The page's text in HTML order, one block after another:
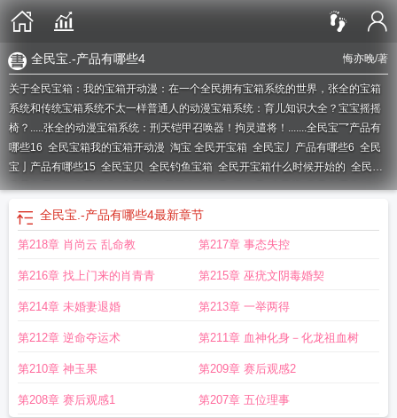
悔亦晚/著
全民宝.-产品有哪些4
关于全民宝箱：我的宝箱开动漫：在一个全民拥有宝箱系统的世界，张全的宝箱
系统和传统宝箱系统不太一样普通人的动漫宝箱系统：育儿知识大全？宝宝摇摇
椅？.....张全的动漫宝箱系统：刑天铠甲召唤器！拘灵遣将！.......全民宝乛产品有
哪些16 全民宝箱我的宝箱开动漫 淘宝 全民开宝箱 全民宝丿产品有哪些6 全民
宝亅产品有哪些15 全民宝贝 全民钓鱼宝箱 全民开宝箱什么时候开始的 全民宝.
产品有哪些4全民宝典全民宝箱我开出来都是s级物品全民宝-产品有哪些18
民宝.-产品有哪些4 全民宝箱开局获得sss级天赋笔趣阁
复 全民开宝箱什么时候结束
全民宝.-产品有哪些4最新章节
第218章 肖尚云 乱命教 第217章 事态失控
第216章 找上门来的肖青青 第215章 巫疣文阴毒婚契
第214章 未婚妻退婚 第213章 一举两得
第212章 逆命夺运术 第211章 血神化身－化龙祖血树
第210章 神玉果 第209章 赛后观感2
第208章 赛后观感1 第207章 五位理事